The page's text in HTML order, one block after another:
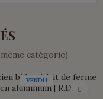
catégorie)
VENDU